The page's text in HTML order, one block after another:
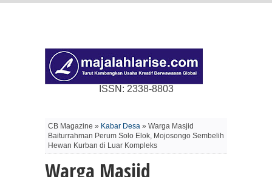
ISSN: 2338-8803
CB Magazine » Kabar Desa » Warga Masjid
Baiturrahman Perum Solo Elok, Mojosongo Sembelih
Hewan Kurban di Luar Kompleks
Warga Masjid